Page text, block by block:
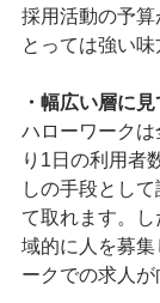
採用活動の予
とっては強い味
・幅広い層に
ハローワーク
り1日の利用者
しの手段とし
て取れます。
域的に人を募
ークでの求人が